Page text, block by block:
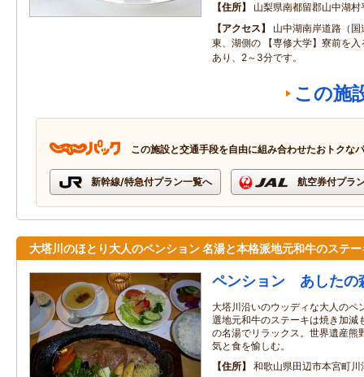
住所
山梨県南都留郡山中湖
アクセス
山中湖南岸道路（
東、湖側の 【専修大学】寮前を
あり、2～3分です。
この施
この施設と交通手段を自由に組み合わせたおトクな
新幹線/特急付プラン一覧へ 航空券付プラ
大塔川のほとり大人のペンション 名湯と本格派地元和牛のステー
ペンション あしたの
大塔川沿いのウッディな大人のペ
選地元和牛のステーキは焼き加減
の名湯でリラックス。世界遺産熊
気と食を愉しむ。
住所
和歌山県田辺市本宮町川